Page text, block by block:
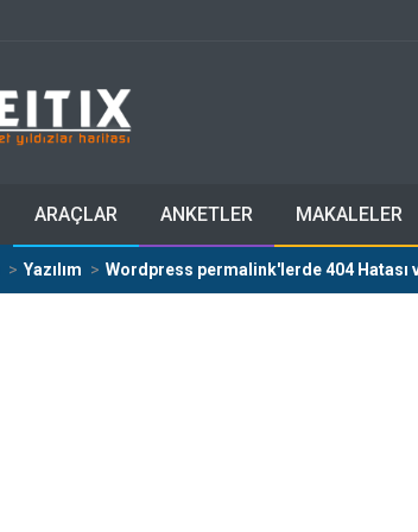
ARAÇLAR ANKETLER MAKALELER
Yazılım Wordpress permalink'lerde 404 Hatası